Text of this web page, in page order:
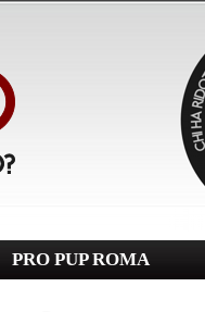
PRO PUP ROMA